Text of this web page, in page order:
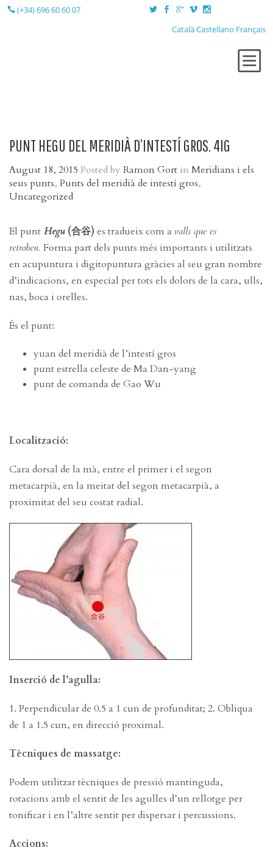
(+34) 696 60 60 07
CatalàCastellano Français
LA CONSULTA
BLOG
CONTACTE
PUNT HEGU DEL MERIDIÀ D’INTESTÍ GROS. 4IG
August 18, 2015 Posted by Ramon Gort in Meridians i els
seus punts, Punts del meridià de intestí gros,
Uncategorized
El punt Hegu (合谷) es tradueix com a valls que es
retroben. Forma part dels punts més importants i utilitzats
en acupuntura i digitopuntura gràcies al seu gran nombre
d’indicacions, en especial per tots els dolors de la cara, ulls,
nas, boca i orelles.
És el punt:
yuan del meridià de l’intestí gros
punt estrella celeste de Ma Dan-yang
punt de comanda de Gao Wu
Localització:
Cara dorsal de la mà, entre el primer i el segon
metacarpià, en la meitat del segon metacarpià, a
proximitat del seu costat radial.
Inserció de l’agulla:
1. Perpendicular de 0.5 a 1 cun de profunditat; 2. Obliqua
de 1 a 1.5 cun, en direcció proximal.
Tècniques de massatge:
Podem utilitzar tècniques de pressió mantinguda,
rotacions amb el sentit de les agulles d’un rellotge per
tonificar i en l’altre sentit per dispersar i percussions.
Accions: